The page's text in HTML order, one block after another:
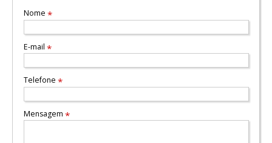
Nome *
E-mail *
Telefone *
Mensagem *